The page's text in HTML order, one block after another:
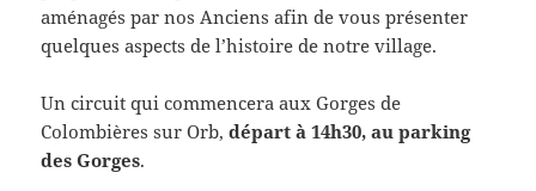
aménagés par nos Anciens afin de vous présenter
quelques aspects de l’histoire de notre village.
Un circuit qui commencera aux Gorges de
Colombières sur Orb,départ à 14h30, au parking
des Gorges.